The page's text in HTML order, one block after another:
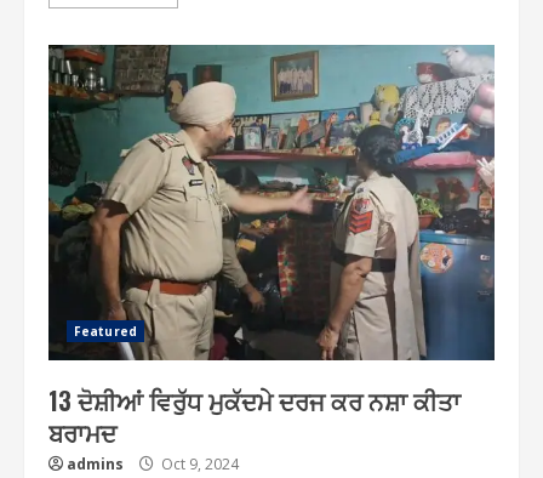
Featured
13 ਦੋਸ਼ੀਆਂ ਵਿਰੁੱਧ ਮੁਕੱਦਮੇ ਦਰਜ ਕਰ ਨਸ਼ਾ ਕੀਤਾ
ਬਰਾਮਦ
admins Oct 9, 2024